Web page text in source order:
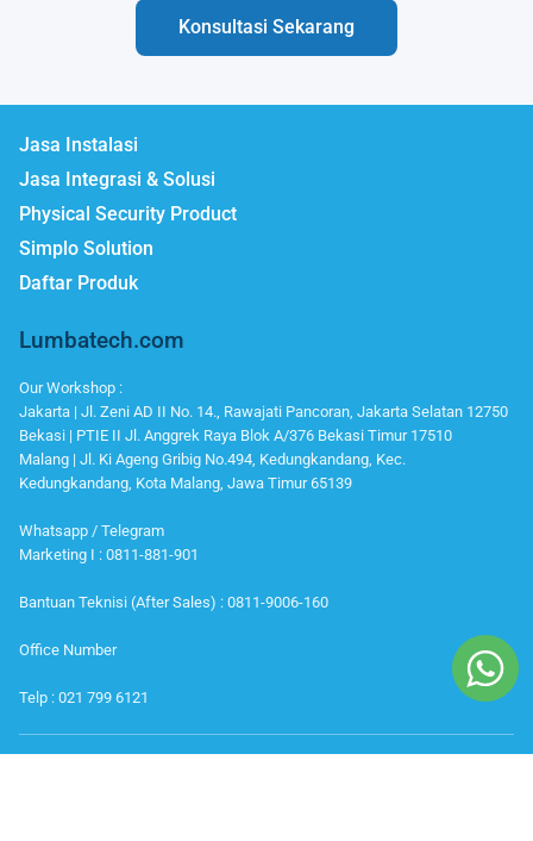
Konsultasi Sekarang
Jasa Instalasi
Jasa Integrasi & Solusi
Physical Security Product
Simplo Solution
Daftar Produk
Lumbatech.com
Our Workshop :
Jakarta | Jl. Zeni AD II No. 14., Rawajati Pancoran, Jakarta Selatan 12750
Bekasi | PTIE II Jl. Anggrek Raya Blok A/376 Bekasi Timur 17510
Malang | Jl. Ki Ageng Gribig No.494, Kedungkandang, Kec.
Kedungkandang, Kota Malang, Jawa Timur 65139
Whatsapp / Telegram
Marketing I : 0811-881-901
Bantuan Teknisi (After Sales) : 0811-9006-160
Office Number
Telp : 021 799 6121